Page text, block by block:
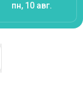
пн, 10 авг.